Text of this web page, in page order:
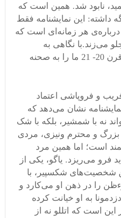
نابود شد. همین است که
داشته: این نمایشنامه فقط
هر زمانه‌ای است که
می‌زند.با نگاهی به
سرنوشت دیکتاتورهای قرن 20- 21 ما را به صحنه
و فروپاشی اعتماد
نشان می‌دهد که
نه با شمشیر، بلکه با شک
بزرگ و محترم ونیزی، مردی
است؛ اما همین مرد
فرو می‌ریزد. یاگو، یکی از
شخصیت‌های شکسپیر، با
را در ذهن او می‌کارد و
به او خیانت کرده
این است که اتللو نه از